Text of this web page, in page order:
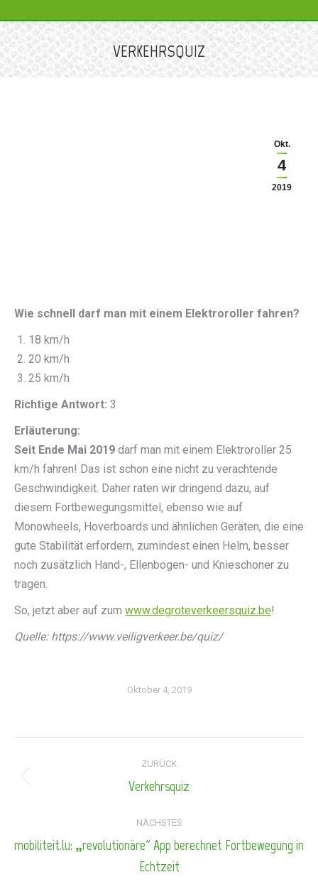
VERKEHRSQUIZ
Sie befinden sich hier:
Okt.
4
2019
Wie schnell darf man mit einem Elektroroller fahren?
18 km/h
20 km/h
25 km/h
Richtige Antwort: 3
Erläuterung:
Seit Ende Mai 2019 darf man mit einem Elektroroller 25
km/h fahren! Das ist schon eine nicht zu verachtende
Geschwindigkeit. Daher raten wir dringend dazu, auf
diesem Fortbewegungsmittel, ebenso wie auf
Monowheels, Hoverboards und ähnlichen Geräten, die eine
gute Stabilität erfordern, zumindest einen Helm, besser
noch zusätzlich Hand-, Ellenbogen- und Knieschoner zu
tragen.
So, jetzt aber auf zum www.degroteverkeersquiz.be!
Quelle: https://www.veiligverkeer.be/quiz/
Oktober 4, 2019
Kommentarnavigation
ZURÜCK
Vorheriger
Verkehrsquiz
NÄCHSTES
Nächster
Beitrag:
mobiliteit.lu: „revolutionäre” App berechnet Fortbewegung in
Echtzeit